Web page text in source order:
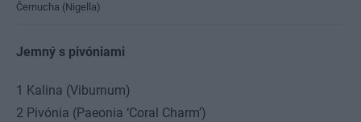
Černucha (Nigella)
Jemný s pivóniami
1 Kalina (Viburnum)
2 Pivónia (Paeonia ‘Coral Charm’)